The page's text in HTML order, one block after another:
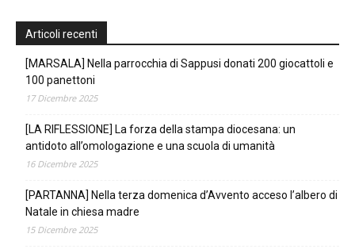
Articoli recenti
[MARSALA] Nella parrocchia di Sappusi donati 200 giocattoli e
100 panettoni
17 Dicembre 2025
[LA RIFLESSIONE] La forza della stampa diocesana: un
antidoto all’omologazione e una scuola di umanità
16 Dicembre 2025
[PARTANNA] Nella terza domenica d’Avvento acceso l’albero di
Natale in chiesa madre
15 Dicembre 2025